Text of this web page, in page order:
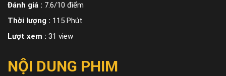
Đánh giá : 7.6/10 điểm
Thời lượng : 115 Phút
Lượt xem : 31 view
NỘI DUNG PHIM